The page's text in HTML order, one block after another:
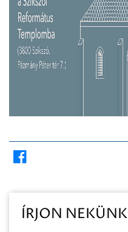
ÍRJON NEKÜNK